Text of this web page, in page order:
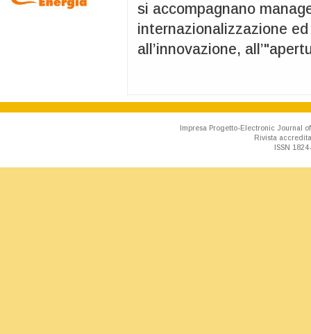
si accompagnano
internazionalizzazione
all’innovazione,
Impresa Progetto-Electronic Journal
Rivista
ISSN